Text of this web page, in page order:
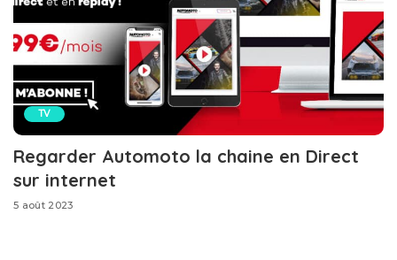
TV
Regarder Automoto la chaine en Direct
sur internet
5 août 2023